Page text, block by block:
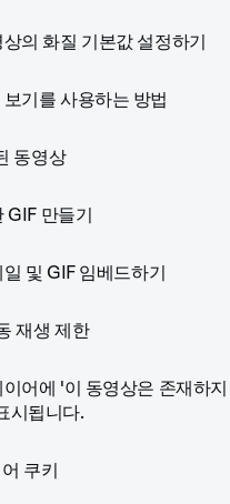
의 화질 기본값 설정하기
기를 사용하는 방법
동영상
GIF 만들기
및 GIF 임베드하기
재생 제한
어에 '이 동영상은 존재하
시됩니다.
쿠키